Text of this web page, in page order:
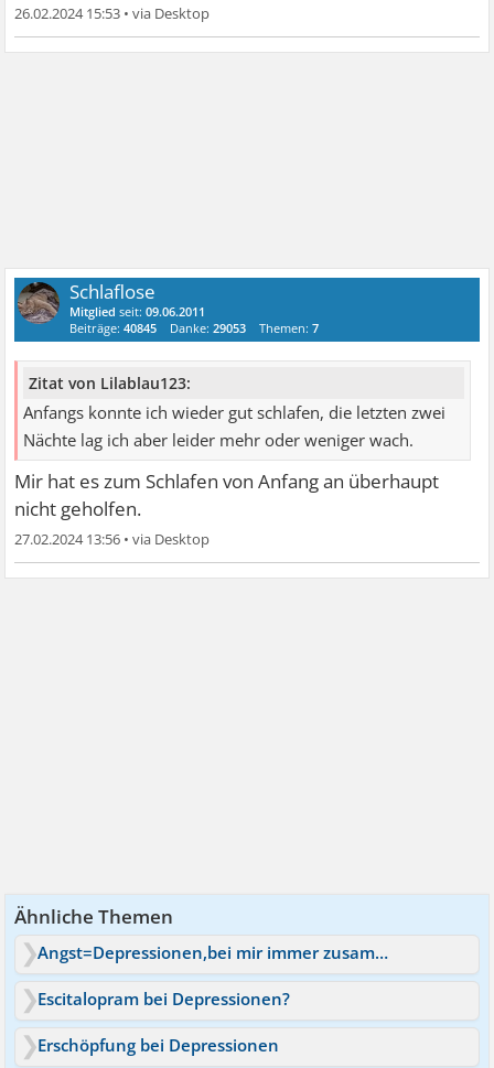
26.02.2024 15:53 •
Schlaflose
Mitglied seit:09.06.2011
Beiträge:40845 Danke:29053 Themen:7
Zitat von Lilablau123:
Anfangs konnte ich wieder gut schlafen, die letzten zwei
Nächte lag ich aber leider mehr oder weniger wach.
Mir hat es zum Schlafen von Anfang an überhaupt
nicht geholfen.
27.02.2024 13:56 •
Ähnliche Themen
Angst=Depressionen,bei mir immer zusammen!Bei wem noch?
Escitalopram bei Depressionen?
Erschöpfung bei Depressionen